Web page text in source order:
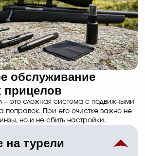
обслуживание
прицелов
– это сложная система с подвижными
поправок. При его очистке важно не
но и не сбить настройки.
на турели